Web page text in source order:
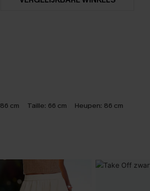
86 cm Taille: 66 cm Heupen: 86 cm